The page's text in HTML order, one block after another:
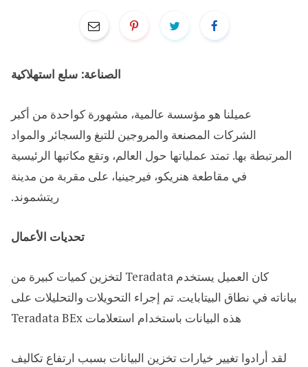
الصناعة: سلع استهلاكية
عميلنا هو مؤسسة عالمية، مشهورة كواحدة من أكبر
الشركات المصنعة والمروجين للتبغ والسجائر والمواد
المرتبطة بها. تمتد عملياتها حول العالم، وتقع مكاتبها الرئيسية
في مقاطعة هنريكو، فيرجينيا، على مقربة من مدينة
ريتشموند.
تحديات الأعمال
كان العميل يستخدم Teradata لتخزين كميات كبيرة من
بياناته في نطاق البيتابايت. تم إجراء التحويلات والتحليلات على
هذه البيانات باستخدام استعلامات Teradata BEx
لقد أرادوا تغيير خيارات تخزين البيانات بسبب ارتفاع تكاليف